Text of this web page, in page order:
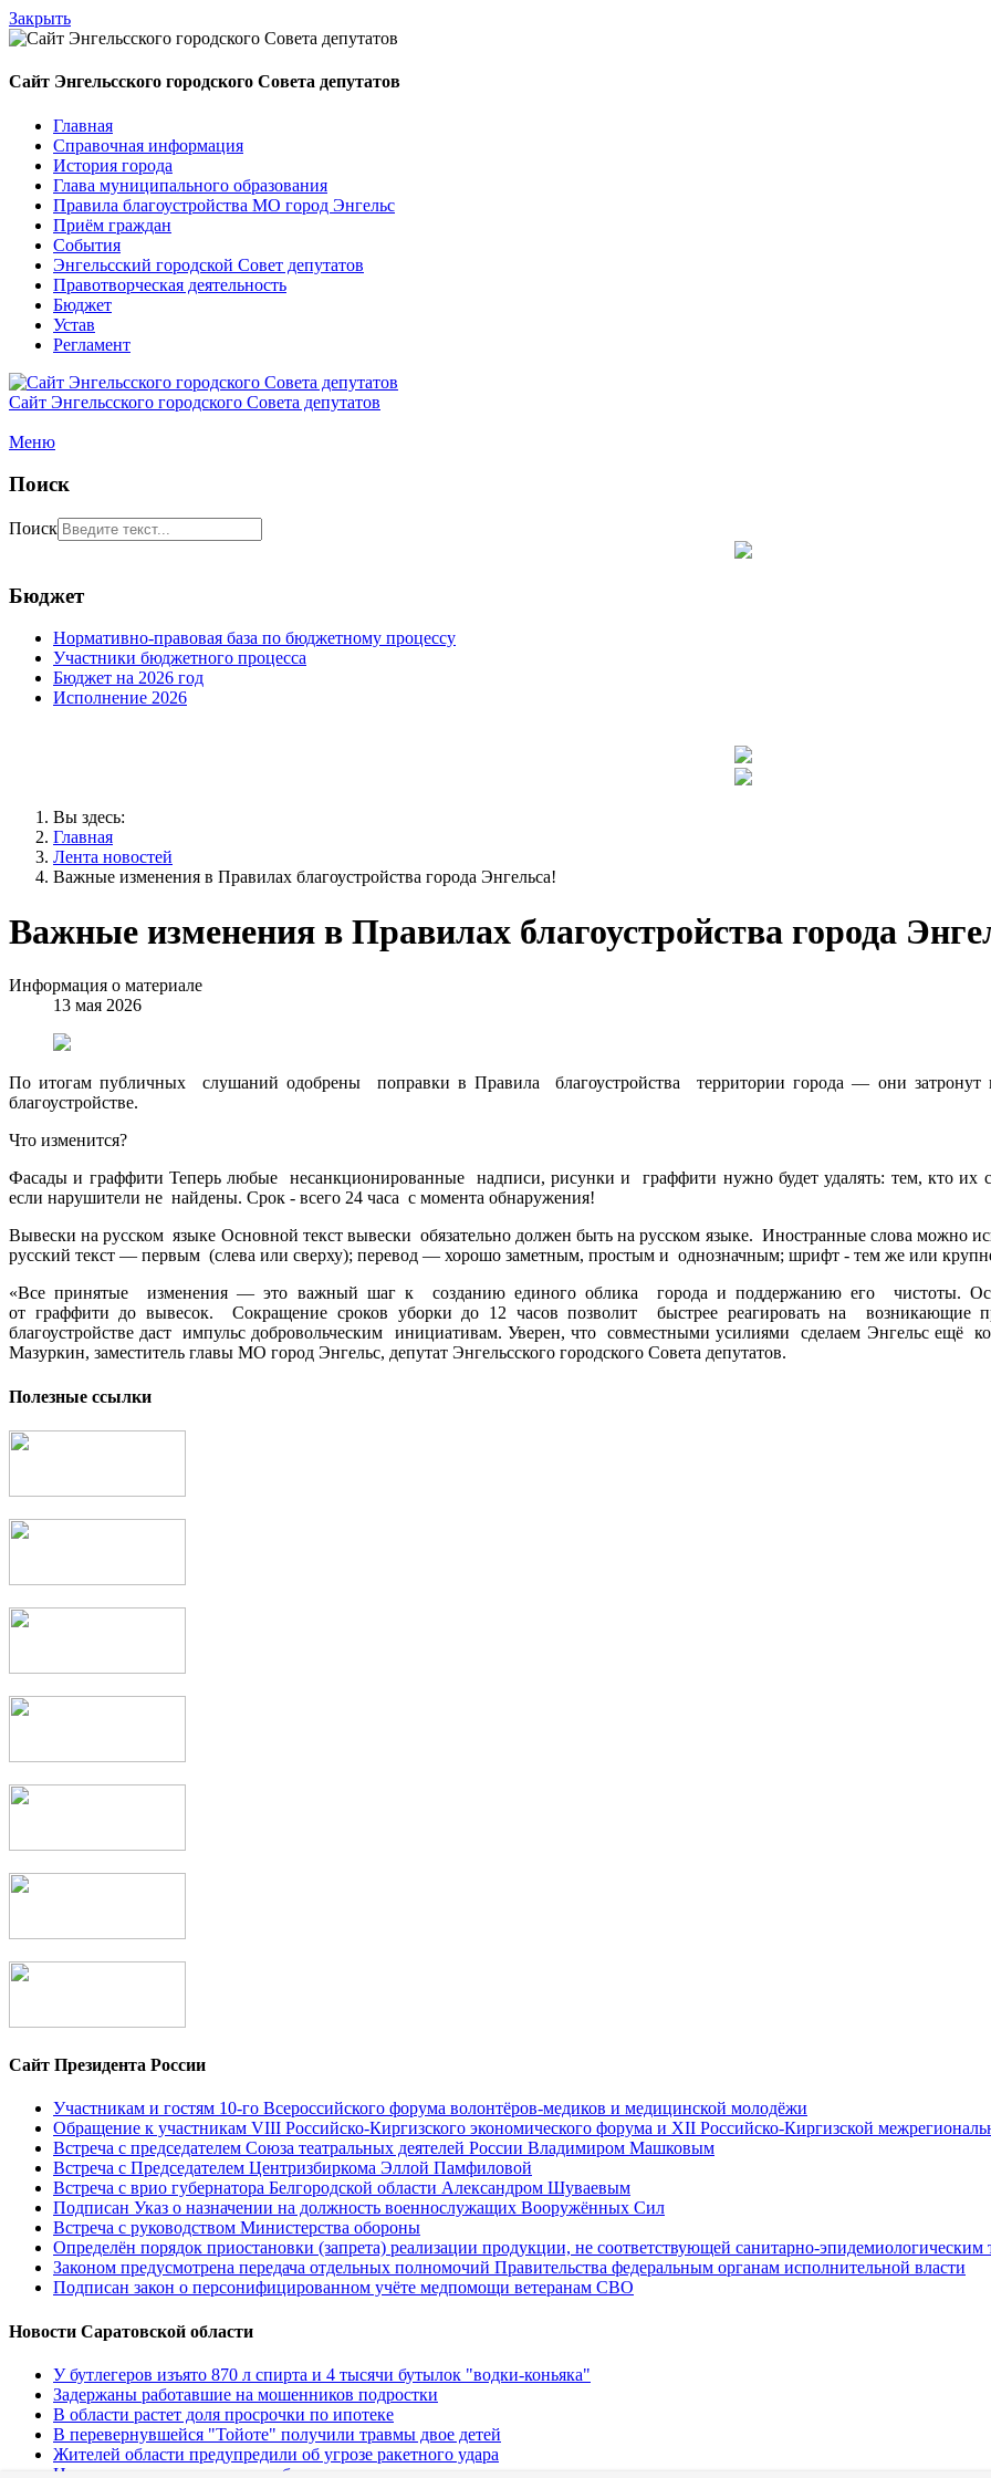
Закрыть
Сайт Энгельсского городского Совета депутатов
Главная
Справочная информация
История города
Глава муниципального образования
Правила благоустройства МО город Энгельс
Приём граждан
События
Энгельсский городской Совет депутатов
Правотворческая деятельность
Бюджет
Устав
Регламент
Сайт Энгельсского городского Совета депутатов
Меню
Поиск
Поиск
Бюджет
Нормативно-правовая база по бюджетному процессу
Участники бюджетного процесса
Бюджет на 2026 год
Исполнение 2026
Вы здесь:
Главная
Лента новостей
Важные изменения в Правилах благоустройства города Энгельса!
Важные изменения в Правилах благоустройства города
Информация о материале
13 мая 2026
По итогам публичных слушаний одобрены поправки в Правила благоустройства территории города — они
благоустройстве.
Что изменится?
Фасады и граффити Теперь любые несанкционированные надписи, рисунки и граффити нужно будет удалять: тем, кто их
если нарушители не найдены. Срок - всего 24 часа с момента обнаружения!
Вывески на русском языке Основной текст вывески обязательно должен быть на русском языке. Иностранные слова можно
русский текст — первым (слева или сверху); перевод — хорошо заметным, простым и однозначным; шрифт - тем же или
«Все принятые изменения — это важный шаг к созданию единого облика города и поддержанию его чистоты.
от граффити до вывесок. Сокращение сроков уборки до 12 часов позволит быстрее реагировать на возникающие
благоустройстве даст импульс добровольческим инициативам. Уверен, что совместными усилиями сделаем Энгельс ещё
Мазуркин, заместитель главы МО город Энгельс, депутат Энгельсского городского Совета депутатов.
Полезные ссылки
Сайт Президента России
Участникам и гостям 10-го Всероссийского форума волонтёров-медиков и медицинской молодёжи
Обращение к участникам VIII Российско-Киргизского экономического форума и XII Российско-Киргизской
Встреча с председателем Союза театральных деятелей России Владимиром Машковым
Встреча с Председателем Центризбиркома Эллой Памфиловой
Встреча с врио губернатора Белгородской области Александром Шуваевым
Подписан Указ о назначении на должность военнослужащих Вооружённых Сил
Встреча с руководством Министерства обороны
Определён порядок приостановки (запрета) реализации продукции, не соответствующей санитарно-эпидемиологическим
Законом предусмотрена передача отдельных полномочий Правительства федеральным органам исполнительной власти
Подписан закон о персонифицированном учёте медпомощи ветеранам СВО
Новости Саратовской области
У бутлегеров изъято 870 л спирта и 4 тысячи бутылок "водки-коньяка"
Задержаны работавшие на мошенников подростки
В области растет доля просрочки по ипотеке
В перевернувшейся "Тойоте" получили травмы двое детей
Жителей области предупредили об угрозе ракетного удара
Названы специальности с наибольшим ростом зарплат